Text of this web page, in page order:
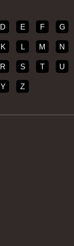
D E F G
K L M N
R S T U
Y Z